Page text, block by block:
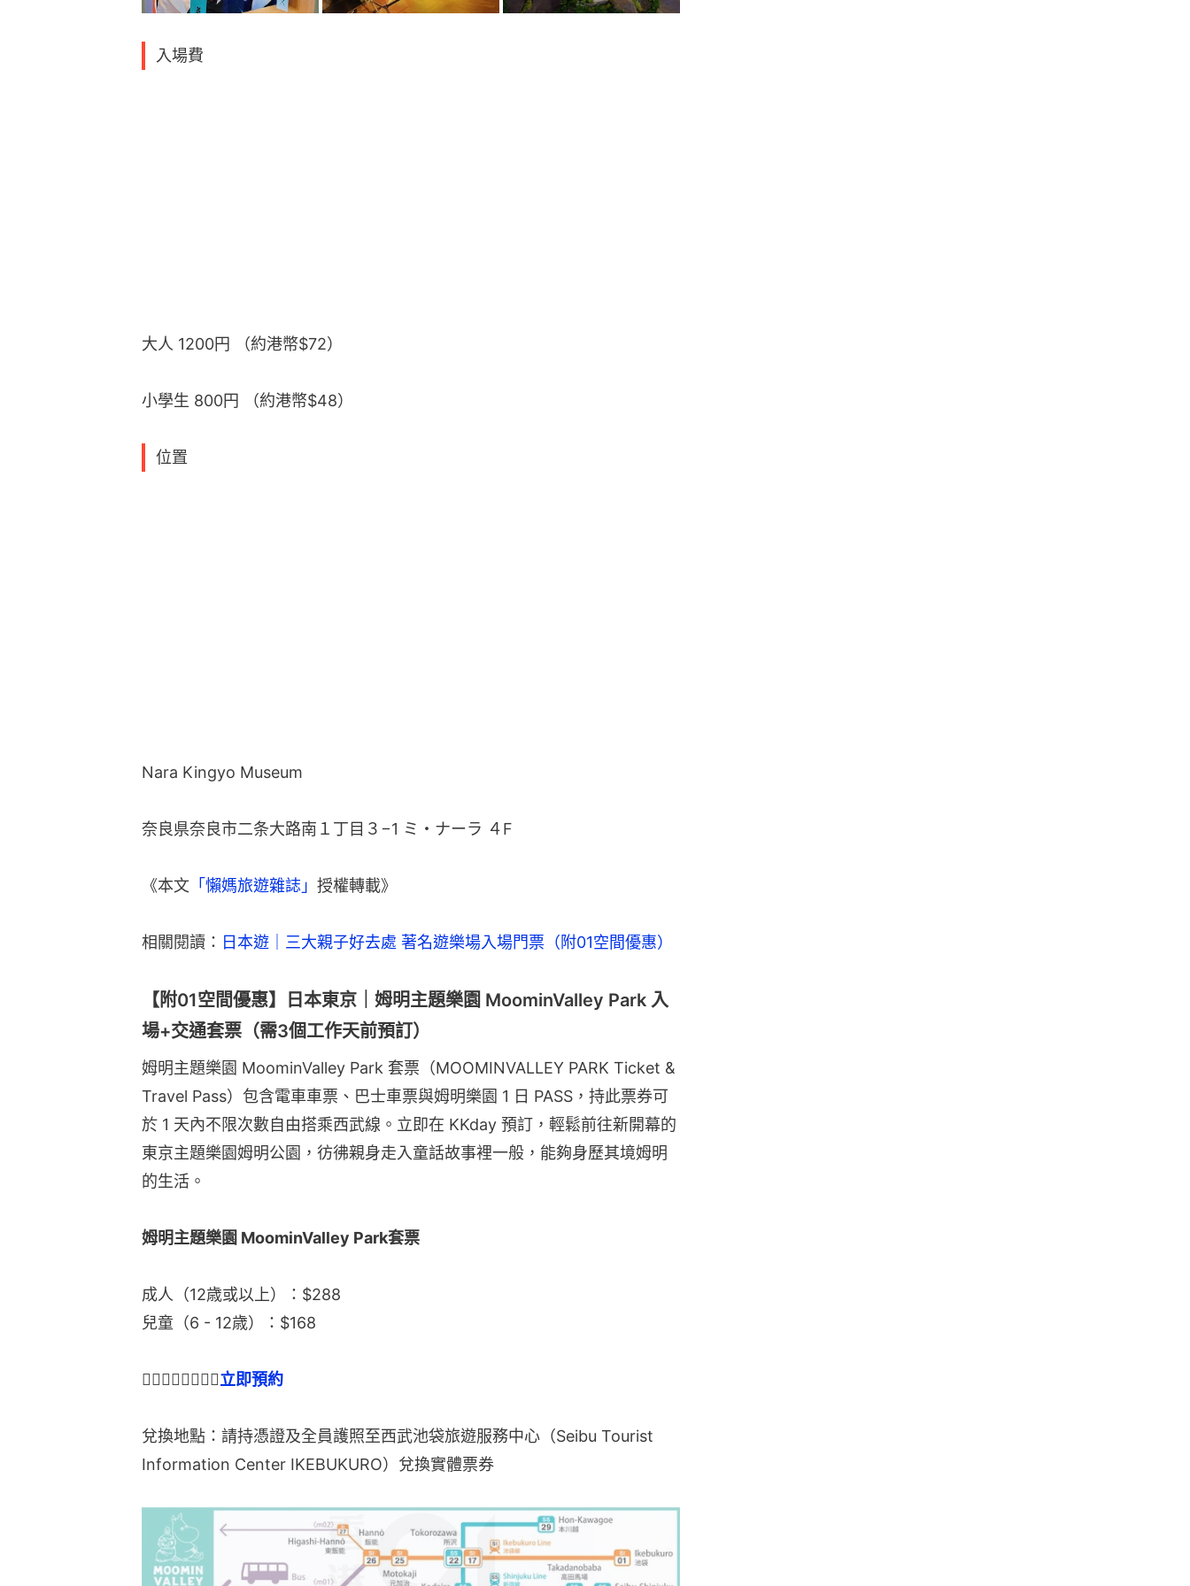
入場費
大人 1200円 （約港幣$72）
小學生 800円 （約港幣$48）
位置
Nara Kingyo Museum
奈良県奈良市二条大路南１丁目３−1 ミ・ナーラ ４F
《本文 「懶媽旅遊雜誌」 授權轉載》
相關閱讀： 日本遊｜三大親子好去處 著名遊樂場入場門票（附01空間優惠）
【附01空間優惠】日本東京｜姆明主題樂園 MoominValley Park 入
場+交通套票（需3個工作天前預訂）
姆明主題樂園 MoominValley Park 套票（MOOMINVALLEY PARK Ticket &
Travel Pass）包含電車車票、巴士車票與姆明樂園 1 日 PASS，持此票券可
於 1 天內不限次數自由搭乘西武線。立即在 KKday 預訂，輕鬆前往新開幕的
東京主題樂園姆明公園，彷彿親身走入童話故事裡一般，能夠身歷其境姆明
的生活。
姆明主題樂園 MoominValley Park套票
成人（12歳或以上）：$288
兒童（6 - 12歳）：$168
👉🏻👉🏻👉🏻👉🏻立即預約
兌換地點：請持憑證及全員護照至西武池袋旅遊服務中心（Seibu Tourist
Information Center IKEBUKURO）兌換實體票券